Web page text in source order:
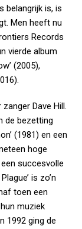
belangrijk is, is
Men heeft nu
Records
vierde album
(2005),
Dave Hill.
de bezetting
(1981) en een
hoge
succesvolle
is zo’n
toen een
muziek
1992 ging de